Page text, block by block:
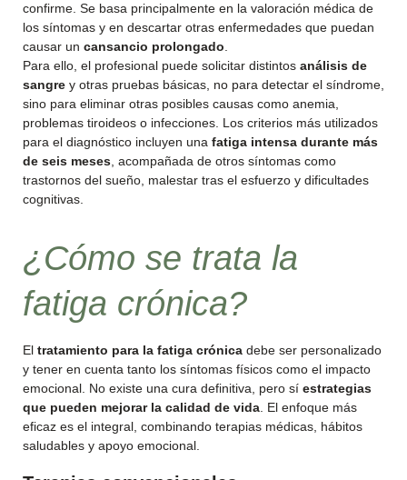
confirme. Se basa principalmente en la valoración médica de
los síntomas y en descartar otras enfermedades que puedan
causar un cansancio prolongado
Para ello, el profesional puede solicitar distintos análisis de
sangre y otras pruebas básicas, no para detectar el síndrome,
sino para eliminar otras posibles causas como anemia,
problemas tiroideos o infecciones. Los criterios más utilizados
para el diagnóstico incluyen una fatiga intensa durante más
de seis meses , acompañada de otros síntomas como
trastornos del sueño, malestar tras el esfuerzo y dificultades
cognitivas.
¿Cómo se trata la
fatiga crónica?
El tratamiento para la fatiga crónica debe ser personalizado
y tener en cuenta tanto los síntomas físicos como el impacto
emocional. No existe una cura definitiva, pero sí estrategias
que pueden mejorar la calidad de vida . El enfoque más
eficaz es el integral, combinando terapias médicas, hábitos
saludables y apoyo emocional.